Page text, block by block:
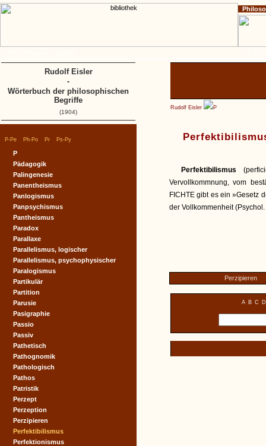
Rudolf Eisler P
Perfektibilismus
Vervollkommnung, vom
FICHTE gibt es ein »Gesetz
der Vollkommenheit
Perzipieren
A B C D
P-Pe Ph-Po Pr Ps-Py
P
Pädagogik
Palingenesie
Panentheismus
Panlogismus
Panpsychismus
Pantheismus
Paradox
Parallaxe
Parallelismus, logischer
Parallelismus, psychophysischer
Paralogismus
Partikulär
Partition
Parusie
Pasigraphie
Passio
Passiv
Pathetisch
Pathognomik
Pathologisch
Pathos
Patristik
Perzept
Perzeption
Perzipieren
Perfektibilismus
Perfektionismus
Rudolf Eisler
-
Wörterbuch der philosophischen
Begriffe
(1904)